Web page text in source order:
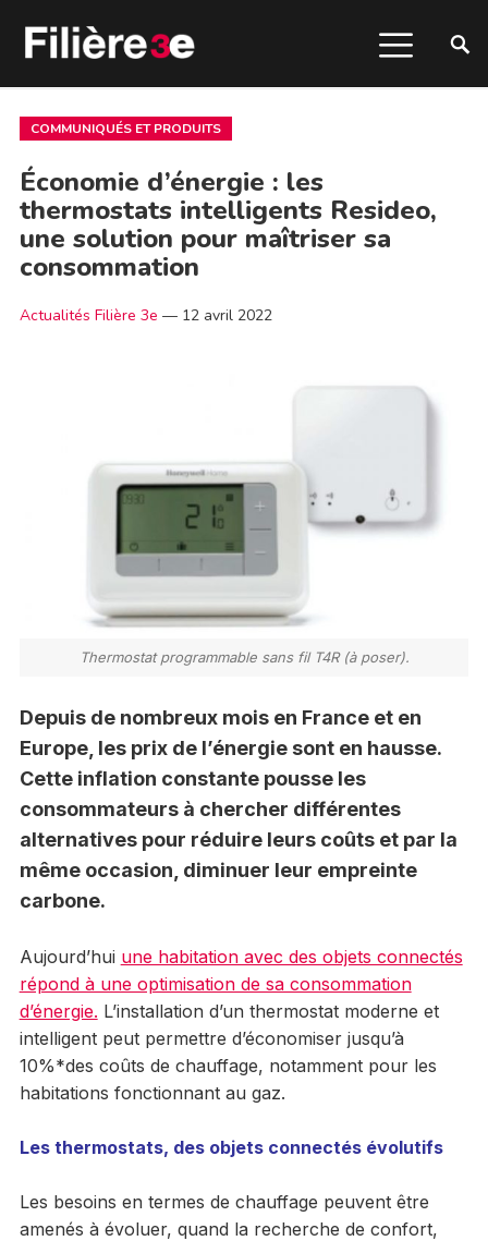
COMMUNIQUÉS ET PRODUITS
Économie d’énergie : les
thermostats intelligents Resideo,
une solution pour maîtriser sa
consommation
Actualités Filière 3e — 12 avril 2022
Thermostat programmable sans fil T4R (à poser).
Depuis de nombreux mois en France et en
Europe, les prix de l’énergie sont en hausse.
Cette inflation constante pousse les
consommateurs à chercher différentes
alternatives pour réduire leurs coûts et par la
même occasion, diminuer leur empreinte
carbone.
Aujourd’hui une habitation avec des objets connectés
répond à une optimisation de sa consommation
d’énergie. L’installation d’un thermostat moderne et
intelligent peut permettre d’économiser jusqu’à
10%*des coûts de chauffage, notamment pour les
habitations fonctionnant au gaz.
Les thermostats, des objets connectés évolutifs
Les besoins en termes de chauffage peuvent être
amenés à évoluer, quand la recherche de confort,